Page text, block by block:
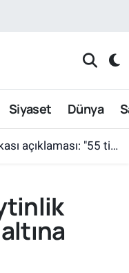
Siyaset Dünya
gemi farklı rotalara yönlendirildi"